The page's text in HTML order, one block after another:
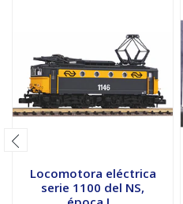
Locomotora eléctrica
serie 1100 del NS,